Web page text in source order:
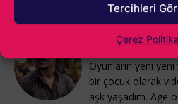
Tercihleri
Çerez
Alparslan
Oyunların yeni yeni
bir çocuk olarak
aşk yaşadım. Age